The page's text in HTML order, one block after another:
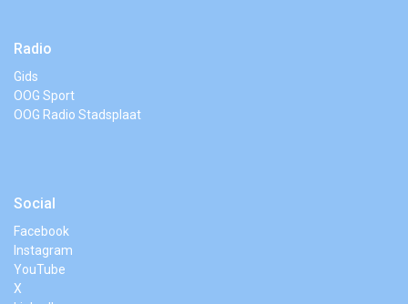
Radio
Gids
OOG Sport
OOG Radio Stadsplaat
Social
Facebook
Instagram
YouTube
X